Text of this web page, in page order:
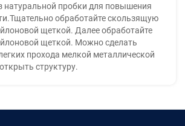
натуральной пробки для повышения
обработайте скользящую
щеткой. Далее обработайте
щеткой. Можно сделать
прохода мелкой металлической
структуру.